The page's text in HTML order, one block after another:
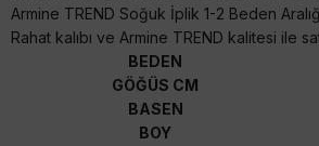
Armine TREND Soğuk İplik 1-2 Beden
Rahat kalıbı ve Armine TREND kalitesi ile
BEDEN
GÖĞÜS CM
BASEN
BOY